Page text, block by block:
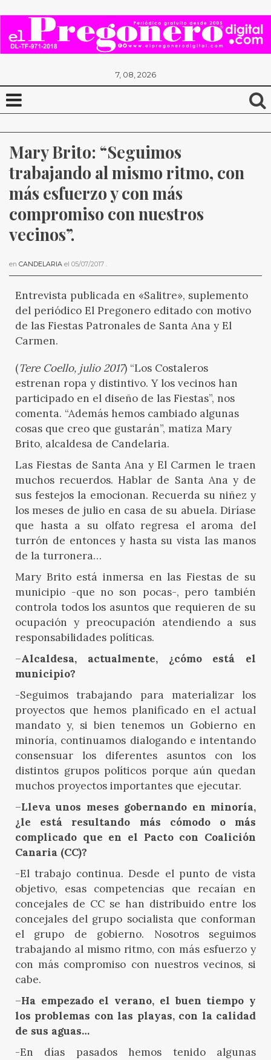
7, 08, 2026
Mary Brito: “Seguimos
trabajando al mismo ritmo, con
más esfuerzo y con más
compromiso con nuestros
vecinos”.
en CANDELARIA el 05/07/2017 .
Entrevista publicada en «Salitre», suplemento
del periódico El Pregonero editado con motivo
de las Fiestas Patronales de Santa Ana y El
Carmen.
(Tere Coello, julio 2017) “Los Costaleros
estrenan ropa y distintivo. Y los vecinos han
participado en el diseño de las Fiestas”, nos
comenta. “Además hemos cambiado algunas
cosas que creo que gustarán”, matiza Mary
Brito, alcaldesa de Candelaria.
Las Fiestas de Santa Ana y El Carmen le traen
muchos recuerdos. Hablar de Santa Ana y de
sus festejos la emocionan. Recuerda su niñez y
los meses de julio en casa de su abuela. Diríase
que hasta a su olfato regresa el aroma del
turrón de entonces y hasta su vista las manos
de la turronera…
Mary Brito está inmersa en las Fiestas de su
municipio -que no son pocas-, pero también
controla todos los asuntos que requieren de su
ocupación y preocupación atendiendo a sus
responsabilidades políticas.
–Alcaldesa, actualmente, ¿cómo está el
municipio?
-Seguimos trabajando para materializar los
proyectos que hemos planificado en el actual
mandato y, si bien tenemos un Gobierno en
minoría, continuamos dialogando e intentando
consensuar los diferentes asuntos con los
distintos grupos políticos porque aún quedan
muchos proyectos importantes que ejecutar.
–Lleva unos meses gobernando en minoría,
¿le está resultando más cómodo o más
complicado que en el Pacto con Coalición
Canaria (CC)?
-El trabajo continua. Desde el punto de vista
objetivo, esas competencias que recaían en
concejales de CC se han distribuido entre los
concejales del grupo socialista que conforman
el grupo de gobierno. Nosotros seguimos
trabajando al mismo ritmo, con más esfuerzo y
con más compromiso con nuestros vecinos, si
cabe.
–Ha empezado el verano, el buen tiempo y
los problemas con las playas, con la calidad
de sus aguas…
-En días pasados hemos tenido algunas